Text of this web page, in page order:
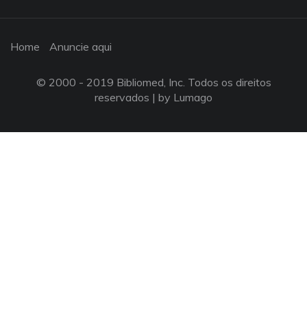
Home Anuncie aqui
© 2000 - 2019 Bibliomed, Inc. Todos os direitos
reservados | by Lumago